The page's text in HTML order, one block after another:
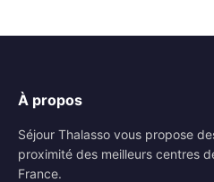
À propos
Séjour Thalasso vous propose
proximité des meilleurs centres
France.